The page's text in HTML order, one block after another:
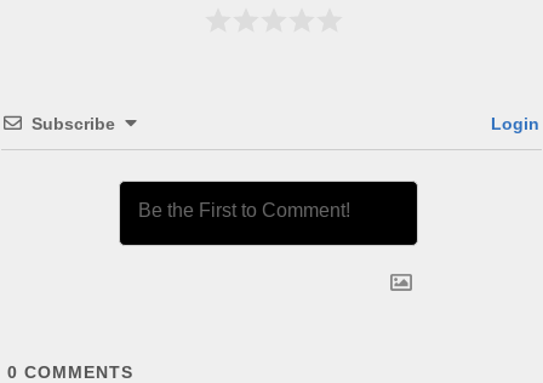
Subscribe Login
0 COMMENTS